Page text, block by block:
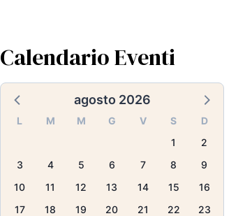
Calendario Eventi
agosto 2026
L M M G V S
D
1
2
3
4 5 6 7 8
9
10
11 12 13 14 15
16
17
18 19 20 21 22
23